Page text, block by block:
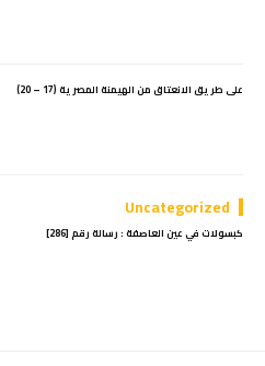
على طريق الانعتاق من الهيمنة المصرية (17 – 20)
Uncategorized
كبسولات في عين العاصفة : رسالة رقم [286]